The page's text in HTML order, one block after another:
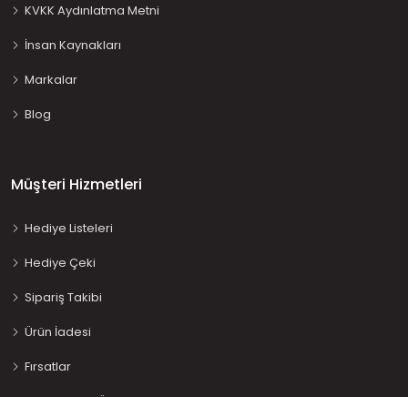
KVKK Aydınlatma Metni
İnsan Kaynakları
Markalar
Blog
Müşteri Hizmetleri
Hediye Listeleri
Hediye Çeki
Sipariş Takibi
Ürün İadesi
Fırsatlar